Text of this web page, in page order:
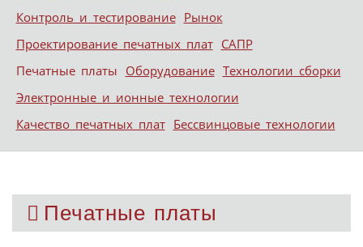
Контроль и тестирование Рынок
Проектирование печатных плат САПР
Печатные платы Оборудование Технологии сборки
Электронные и ионные технологии
Качество печатных плат Бессвинцовые технологии
Печатные платы